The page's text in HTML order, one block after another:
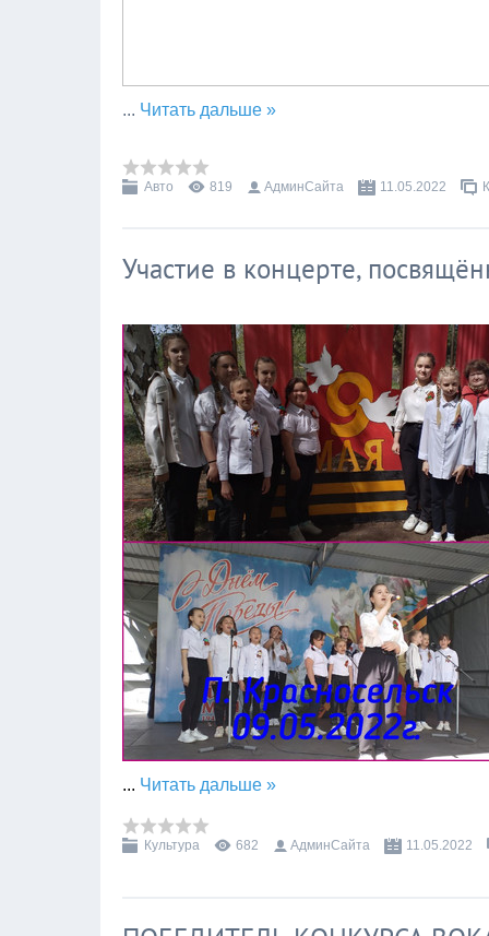
... Читать дальше »
Авто 819 АдминСайта 11.05.2022
Участие в концерте,
... Читать дальше »
Культура 682 АдминСайта 11.05.2022